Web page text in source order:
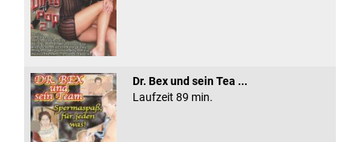
Dr. Bex und sein Tea ...
Laufzeit 89 min.